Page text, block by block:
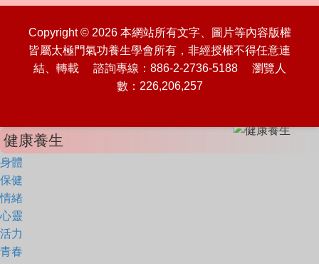
Copyright © 2026 本網站所有文字、圖片等內容版權
皆屬太極門氣功養生學會所有，非經授權不得任意連
結、轉載 諮詢專線：886-2-2736-5188 瀏覽人
數：226,206,257
健康養生
身體
保健
情緒
心靈
活力
青春